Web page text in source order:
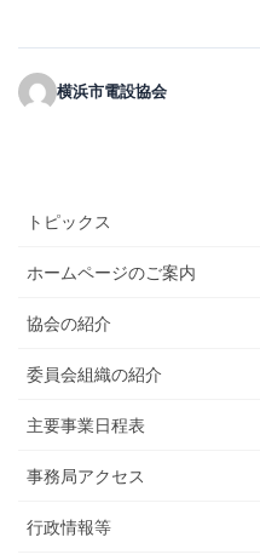
横浜市電設協会
トピックス
ホームページのご案内
協会の紹介
委員会組織の紹介
主要事業日程表
事務局アクセス
行政情報等